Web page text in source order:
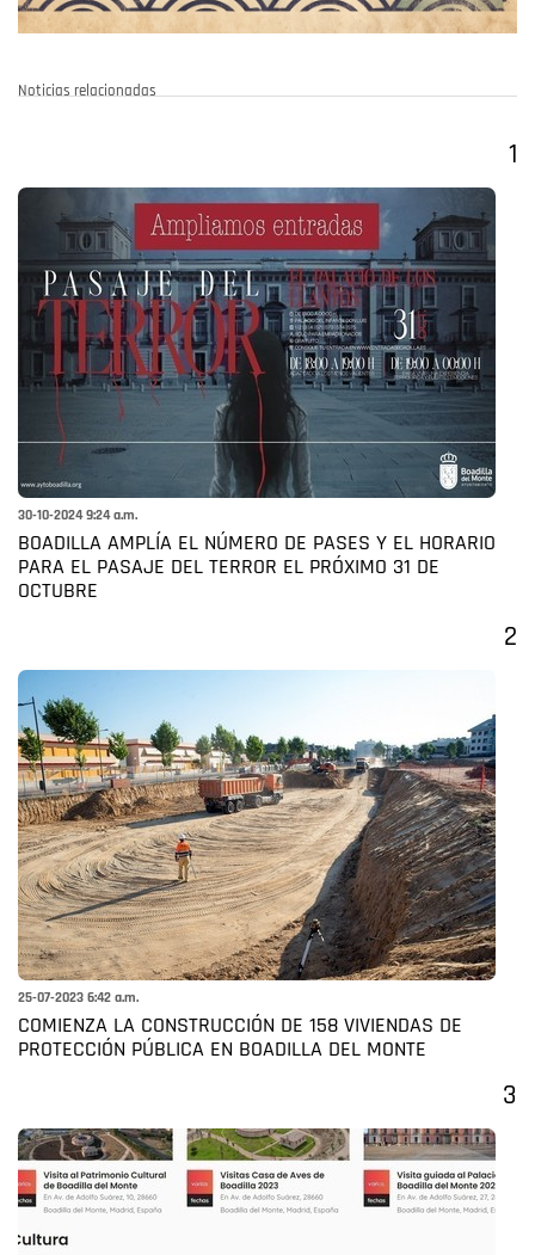
Noticias relacionadas
1
30-10-2024 9:24 a.m.
BOADILLA AMPLÍA EL NÚMERO DE PASES Y EL HORARIO
PARA EL PASAJE DEL TERROR EL PRÓXIMO 31 DE
OCTUBRE
2
25-07-2023 6:42 a.m.
COMIENZA LA CONSTRUCCIÓN DE 158 VIVIENDAS DE
PROTECCIÓN PÚBLICA EN BOADILLA DEL MONTE
3